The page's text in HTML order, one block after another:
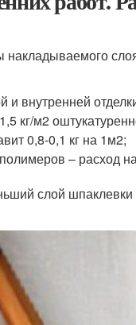
внутренней
кг/м2
0,8-0,1 кг на 1м2;
– расход
слой